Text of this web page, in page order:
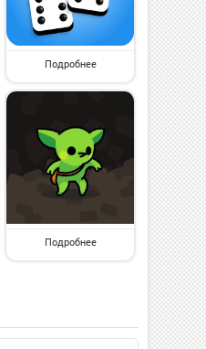
Подробнее
Подробнее